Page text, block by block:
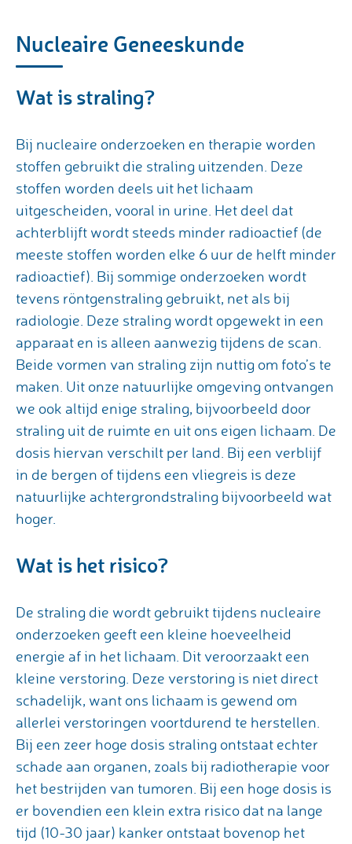
Nucleaire Geneeskunde
Wat is straling?
Bij nucleaire onderzoeken en therapie worden
stoffen gebruikt die straling uitzenden. Deze
stoffen worden deels uit het lichaam
uitgescheiden, vooral in urine. Het deel dat
achterblijft wordt steeds minder radioactief (de
meeste stoffen worden elke 6 uur de helft minder
radioactief). Bij sommige onderzoeken wordt
tevens röntgenstraling gebruikt, net als bij
radiologie. Deze straling wordt opgewekt in een
apparaat en is alleen aanwezig tijdens de scan.
Beide vormen van straling zijn nuttig om foto’s te
maken. Uit onze natuurlijke omgeving ontvangen
we ook altijd enige straling, bijvoorbeeld door
straling uit de ruimte en uit ons eigen lichaam. De
dosis hiervan verschilt per land. Bij een verblijf
in de bergen of tijdens een vliegreis is deze
natuurlijke achtergrondstraling bijvoorbeeld wat
hoger.
Wat is het risico?
De straling die wordt gebruikt tijdens nucleaire
onderzoeken geeft een kleine hoeveelheid
energie af in het lichaam. Dit veroorzaakt een
kleine verstoring. Deze verstoring is niet direct
schadelijk, want ons lichaam is gewend om
allerlei verstoringen voortdurend te herstellen.
Bij een zeer hoge dosis straling ontstaat echter
schade aan organen, zoals bij radiotherapie voor
het bestrijden van tumoren. Bij een hoge dosis is
er bovendien een klein extra risico dat na lange
tijd (10-30 jaar) kanker ontstaat bovenop het